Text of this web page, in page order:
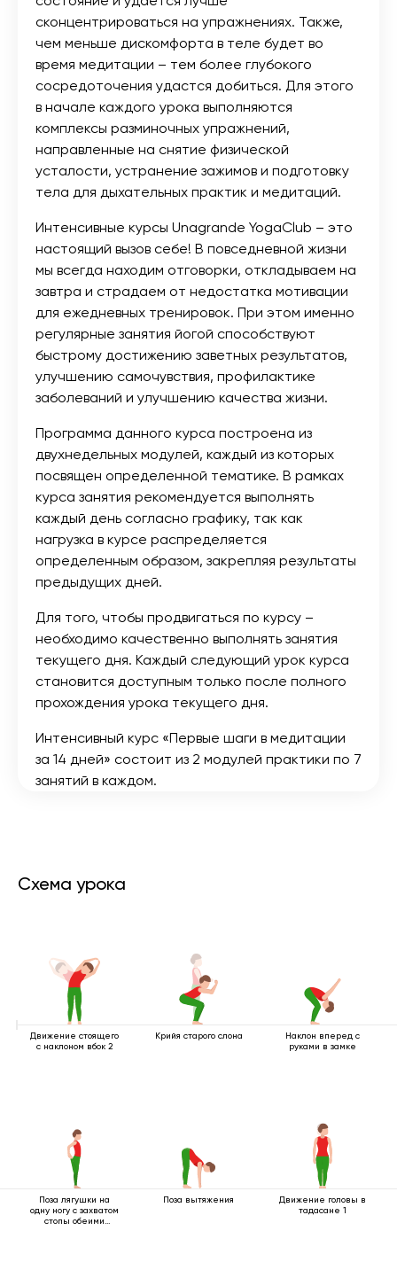
сконцентрироваться на упражнениях. Также,
чем меньше дискомфорта в теле будет во
время медитации – тем более глубокого
сосредоточения удастся добиться. Для этого
в начале каждого урока выполняются
комплексы разминочных упражнений,
направленные на снятие физической
усталости, устранение зажимов и подготовку
тела для дыхательных практик и медитаций.
Интенсивные курсы Unagrande YogaClub – это
настоящий вызов себе! В повседневной жизни
мы всегда находим отговорки, откладываем на
завтра и страдаем от недостатка мотивации
для ежедневных тренировок. При этом именно
регулярные занятия йогой способствуют
быстрому достижению заветных результатов,
улучшению самочувствия, профилактике
заболеваний и улучшению качества жизни.
Программа данного курса построена из
двухнедельных модулей, каждый из которых
посвящен определенной тематике. В рамках
курса занятия рекомендуется выполнять
каждый день согласно графику, так как
нагрузка в курсе распределяется
определенным образом, закрепляя результаты
предыдущих дней.
Для того, чтобы продвигаться по курсу –
необходимо качественно выполнять занятия
текущего дня. Каждый следующий урок курса
становится доступным только после полного
прохождения урока текущего дня.
Интенсивный курс «Первые шаги в медитации
за 14 дней» состоит из 2 модулей практики по 7
занятий в каждом.
Схема урока
Движение стоящего
с наклоном вбок 2
Крийя старого слона
Наклон вперед с
руками в замке
Поза лягушки на
одну ногу с захватом
стопы обеими
Поза вытяжения
Движение головы в
тадасане 1